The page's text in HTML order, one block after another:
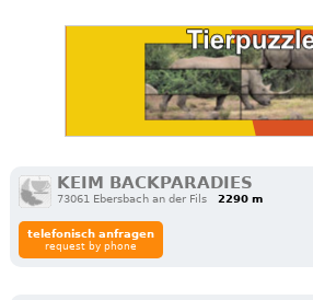
KEIM BACKPARADIES
73061 Ebersbach an der Fils 2290 m
telefonisch anfragen
request by phone